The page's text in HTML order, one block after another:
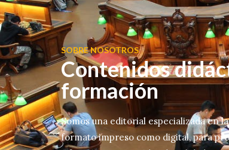
SOBRE NOSOTROS
Contenidos
formación
Somos una editorial especializada en
formato impreso como digital, para